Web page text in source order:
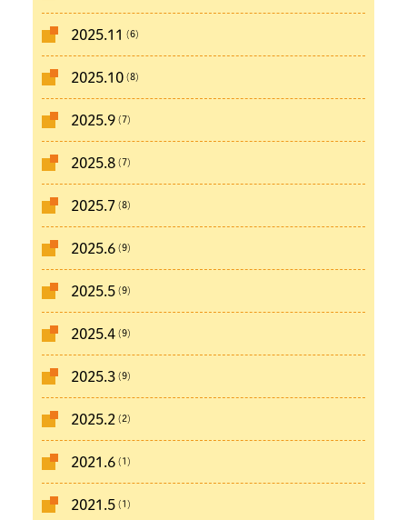
2025.11 (6)
2025.10(8)
2025.9(7)
2025.8(7)
2025.7 (8)
2025.6(9)
2025.5(9)
2025.4(9)
2025.3(9)
2025.2 (2)
2021.6(1)
2021.5(1)